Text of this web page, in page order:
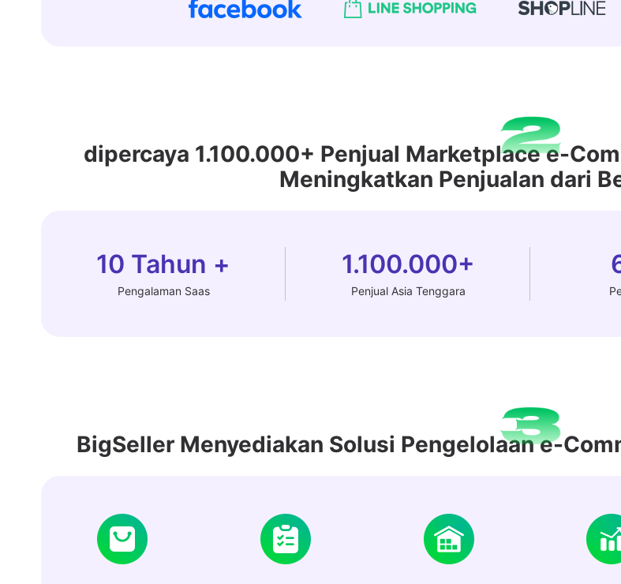
dipercaya 1.100.000+ Penjual Marketplace e-
Meningkatkan Penjualan dari
10 Tahun +
Pengalaman Saas
1.100.000+
Penjual Asia Tenggara
BigSeller Menyediakan Solusi Pengelolaan e-